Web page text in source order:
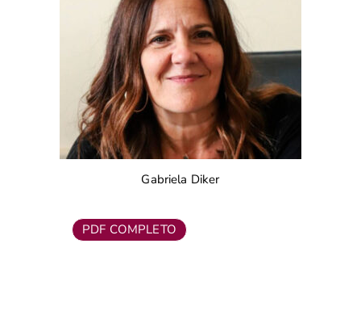
Gabriela Diker
PDF COMPLETO